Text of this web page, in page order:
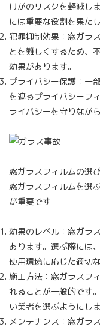
けがのリスクを軽減し
には重要な役割を果たし
犯罪抑制効果：窓ガラ
とを難しくするため、
効果があります。
プライバシー保護：一
を遮るプライバシーフ
ライバシーを守りなが
窓ガラスフィルムの選
窓ガラスフィルムを選
が重要です
効果のレベル：窓ガラ
あります。選ぶ際には
使用環境に応じた適切
施工方法：窓ガラスフ
れることが一般的です
い業者を選ぶようにし
メンテナンス：窓ガラ